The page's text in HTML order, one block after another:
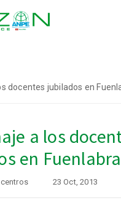
docentes jubilados en
a los
en
23 Oct, 2013